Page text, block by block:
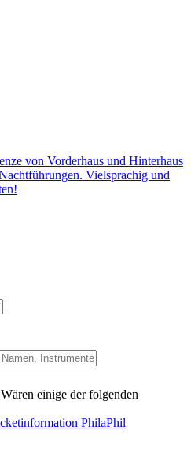
von Vorderhaus und Hinterhaus
Vielsprachig und
einige der folgenden
PhilaPhil